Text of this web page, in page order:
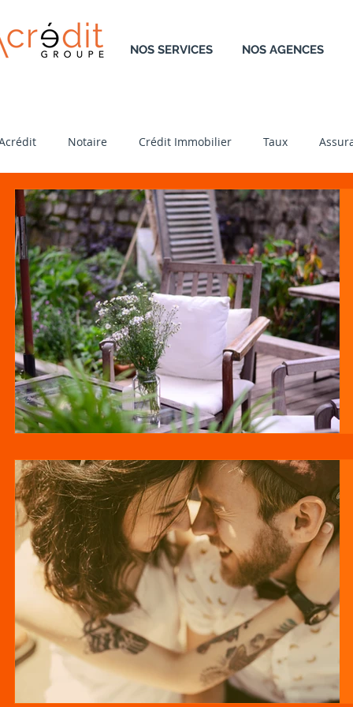
NOS SERVICES NOS AGENCES
Notaire Crédit Immobilier Taux
Location Retraite Résidence Principale
Transmission Rénovation Aménagement
Définition Garantie Regroupement